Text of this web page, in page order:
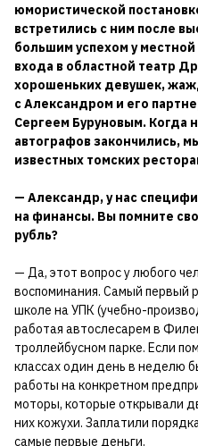
юмористической
встретились с ним после
большим успехом у
входа в областной театр
хорошеньких девушек,
с Александром и его
Сергеем Буруновым. Когда
автографов закончились,
известных томских
— Александр, у нас
на финансы. Вы помните
рубль?
— Да, этот вопрос у любого
воспоминания. Самый первый
школе на УПК (учебно-
работая автослесарем в
троллейбусном парке. Если
классах один день в неделю
работы на конкретном
моторы, которые открывали
них кожухи. Заплатили
самые первые деньги.